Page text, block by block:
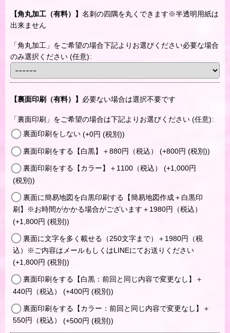
【角丸加工（有料）】 名刺の四隅を丸くできます※半透明用紙は
出来ません
「角丸加工」をご希望の場合下記よりお選びください必要な場合
のみ選択ください (任意):
【裏面印刷（有料）】 必要ない場合は選択不要です
「裏面印刷」をご希望の場合は下記よりお選びください (任意):
裏面印刷をしない (+0円 (税別))
裏面印刷をする【白黒】＋880円（税込） (+800円 (税別))
裏面印刷をする【カラー】＋1100（税込） (+1,000円
(税別))
裏面に簡易地図を白黒印刷する【簡易地図作成＋白黒印
刷】※お時間がかかる場合がございます＋1980円（税込）
(+1,800円 (税別))
裏面に文字を多く載せる（250文字まで）＋1980円（税
込）※ご内容はメールもしくはLINEにてお送りください
(+1,800円 (税別))
裏面印刷をする【白黒：前回と同じ内容で変更なし】＋
440円（税込） (+400円 (税別))
裏面印刷をする【カラー：前回と同じ内容で変更なし】＋
550円（税込） (+500円 (税別))